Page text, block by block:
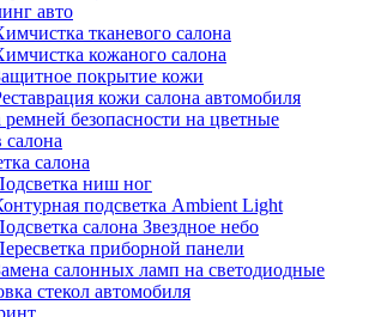
авто
тканевого салона
кожаного салона
покрытие кожи
кожи салона автомобиля
ремней безопасности на цветные
салона
ниш ног
подсветка Ambient Light
салона Звездное небо
приборной панели
салонных ламп на светодиодные
стекол автомобиля